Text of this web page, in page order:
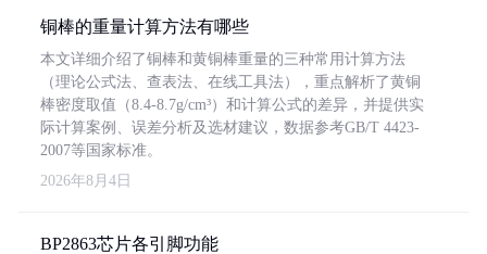
铜棒的重量计算方法有哪些
本文详细介绍了铜棒和黄铜棒重量的三种常用计算方法
（理论公式法、查表法、在线工具法），重点解析了黄铜
棒密度取值（8.4-8.7g/cm³）和计算公式的差异，并提供实
际计算案例、误差分析及选材建议，数据参考GB/T 4423-
2007等国家标准。
2026年8月4日
BP2863芯片各引脚功能